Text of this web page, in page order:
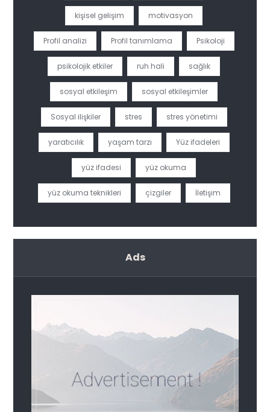
kişisel gelişim motivasyon
Profil analizi Profil tanımlama Psikoloji
psikolojik etkiler ruh hali sağlık
sosyal etkileşim sosyal etkileşimler
Sosyal ilişkiler stres stres yönetimi
yaratıcılık yaşam tarzı Yüz ifadeleri
yüz ifadesi yüz okuma
yüz okuma teknikleri çizgiler İletişim
Ads